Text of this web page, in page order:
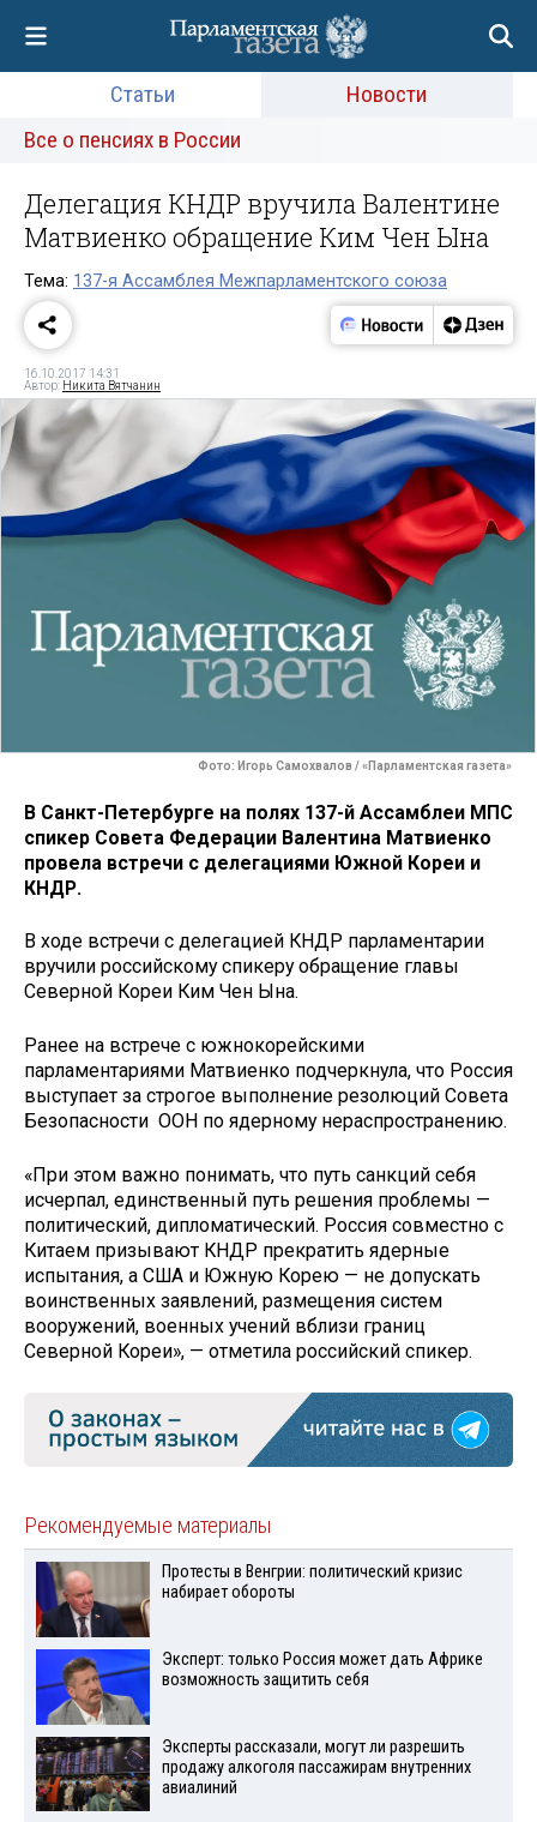
Статьи
Новости
Все о пенсиях в России
Делегация КНДР вручила Валентине
Матвиенко обращение Ким Чен Ына
Тема: 137-я Ассамблея Межпарламентского союза
16.10.2017 14:31
Автор: Никита Вятчанин
Фото: Игорь Самохвалов / «Парламентская газета»
В Санкт-Петербурге на полях 137-й Ассамблеи МПС
спикер Совета Федерации Валентина Матвиенко
провела встречи с делегациями Южной Кореи и
КНДР.
В ходе встречи с делегацией КНДР парламентарии
вручили российскому спикеру обращение главы
Северной Кореи Ким Чен Ына.
Ранее на встрече с южнокорейскими
парламентариями Матвиенко подчеркнула, что Россия
выступает за строгое выполнение резолюций Совета
Безопасности ООН по ядерному нераспространению.
«При этом важно понимать, что путь санкций себя
исчерпал, единственный путь решения проблемы —
политический, дипломатический. Россия совместно с
Китаем призывают КНДР прекратить ядерные
испытания, а США и Южную Корею — не допускать
воинственных заявлений, размещения систем
вооружений, военных учений вблизи границ
Северной Кореи», — отметила российский спикер.
Рекомендуемые материалы
Протесты в Венгрии: политический кризис
набирает обороты
Эксперт: только Россия может дать Африке
возможность защитить себя
Эксперты рассказали, могут ли разрешить
продажу алкоголя пассажирам внутренних
авиалиний